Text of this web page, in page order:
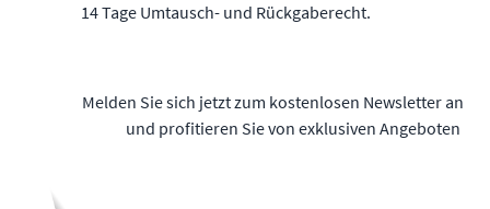
14 Tage Umtausch- und Rückgaberecht.
Melden Sie sich jetzt zum kostenlosen Newsletter an
und profitieren Sie von exklusiven Angeboten